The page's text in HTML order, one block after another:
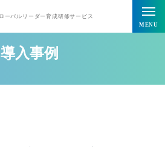
ーバルリーダー育成研修サービス
MENU
導入事例